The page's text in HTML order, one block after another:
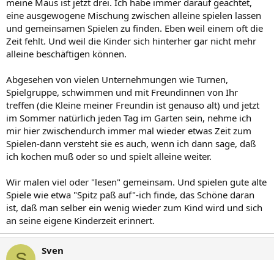
meine Maus ist jetzt drei. Ich habe immer darauf geachtet,
eine ausgewogene Mischung zwischen alleine spielen lassen
und gemeinsamen Spielen zu finden. Eben weil einem oft die
Zeit fehlt. Und weil die Kinder sich hinterher gar nicht mehr
alleine beschäftigen können.
Abgesehen von vielen Unternehmungen wie Turnen,
Spielgruppe, schwimmen und mit Freundinnen von Ihr
treffen (die Kleine meiner Freundin ist genauso alt) und jetzt
im Sommer natürlich jeden Tag im Garten sein, nehme ich
mir hier zwischendurch immer mal wieder etwas Zeit zum
Spielen-dann versteht sie es auch, wenn ich dann sage, daß
ich kochen muß oder so und spielt alleine weiter.
Wir malen viel oder "lesen" gemeinsam. Und spielen gute alte
Spiele wie etwa "Spitz paß auf"-ich finde, das Schöne daran
ist, daß man selber ein wenig wieder zum Kind wird und sich
an seine eigene Kinderzeit erinnert.
Sven